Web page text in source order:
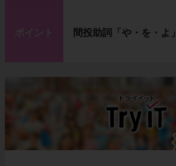
ポイント 間投助詞「や・を・よ」